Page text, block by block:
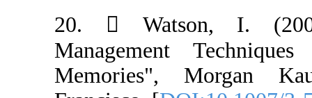
20. 
Management
Memories",